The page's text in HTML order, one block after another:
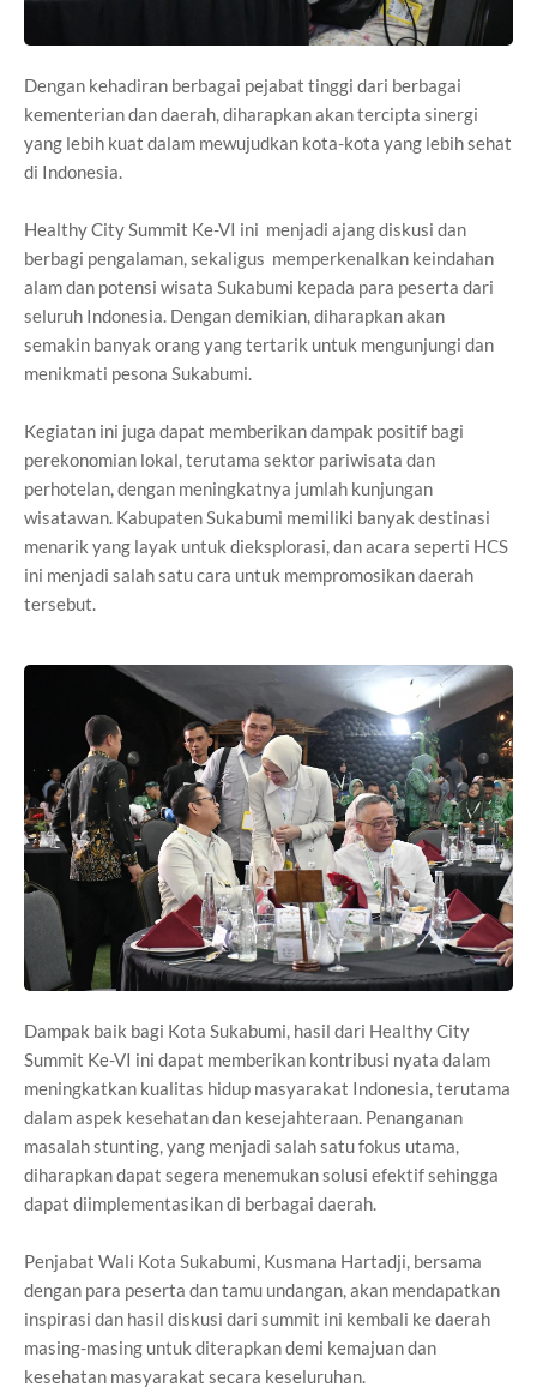
Dengan kehadiran berbagai pejabat tinggi dari berbagai
kementerian dan daerah, diharapkan akan tercipta sinergi
yang lebih kuat dalam mewujudkan kota-kota yang lebih sehat
di Indonesia.
Healthy City Summit Ke-VI ini menjadi ajang diskusi dan
berbagi pengalaman, sekaligus memperkenalkan keindahan
alam dan potensi wisata Sukabumi kepada para peserta dari
seluruh Indonesia. Dengan demikian, diharapkan akan
semakin banyak orang yang tertarik untuk mengunjungi dan
menikmati pesona Sukabumi.
Kegiatan ini juga dapat memberikan dampak positif bagi
perekonomian lokal, terutama sektor pariwisata dan
perhotelan, dengan meningkatnya jumlah kunjungan
wisatawan. Kabupaten Sukabumi memiliki banyak destinasi
menarik yang layak untuk dieksplorasi, dan acara seperti HCS
ini menjadi salah satu cara untuk mempromosikan daerah
tersebut.
Dampak baik bagi Kota Sukabumi, hasil dari Healthy City
Summit Ke-VI ini dapat memberikan kontribusi nyata dalam
meningkatkan kualitas hidup masyarakat Indonesia, terutama
dalam aspek kesehatan dan kesejahteraan. Penanganan
masalah stunting, yang menjadi salah satu fokus utama,
diharapkan dapat segera menemukan solusi efektif sehingga
dapat diimplementasikan di berbagai daerah.
Penjabat Wali Kota Sukabumi, Kusmana Hartadji, bersama
dengan para peserta dan tamu undangan, akan mendapatkan
inspirasi dan hasil diskusi dari summit ini kembali ke daerah
masing-masing untuk diterapkan demi kemajuan dan
kesehatan masyarakat secara keseluruhan.